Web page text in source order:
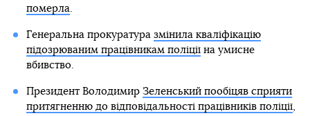
померла.
Генеральна прокуратура змінила кваліфікацію
підозрюваним працівникам поліціїна умисне
вбивство.
Президент Володимир Зеленський пообіцяв сприяти
притягненню до відповідальності працівників поліції,